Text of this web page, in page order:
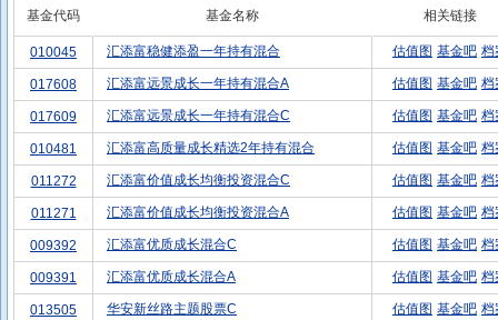
基金代码 基金名称 相关链接
010045 汇添富稳健添盈一年持有混合 估值图 基金吧 档
017608 汇添富远景成长一年持有混合A 估值图 基金吧 档
017609 汇添富远景成长一年持有混合C 估值图 基金吧 档
010481 汇添富高质量成长精选2年持有混合 估值图 基金吧 档
011272 汇添富价值成长均衡投资混合C 估值图 基金吧 档
011271 汇添富价值成长均衡投资混合A 估值图 基金吧 档
009392 汇添富优质成长混合C 估值图 基金吧 档
009391 汇添富优质成长混合A 估值图 基金吧 档
013505 华安新丝路主题股票C 估值图 基金吧 档